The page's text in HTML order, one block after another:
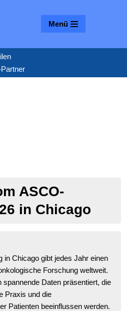
Menü
ASCO-
in Chicago
in Chicago gibt jedes Jahr einen
Forschung weltweit.
Daten präsentiert, die
Praxis und die
Patienten beeinflussen werden.